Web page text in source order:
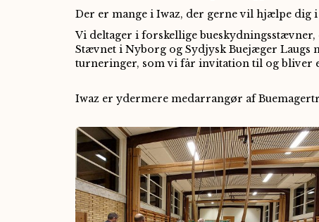
Der er mange i Iwaz, der gerne vil hjælpe dig
Vi deltager i forskellige
Stævnet i Nyborg og Sydjysk Buejæger
turneringer, som vi får invitation til og bliver
Iwaz er ydermere medarrangør af